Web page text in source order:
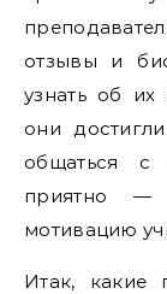
отзывы и
узнать об их
они
общаться с
приятно —
мотивацию
Итак, какие